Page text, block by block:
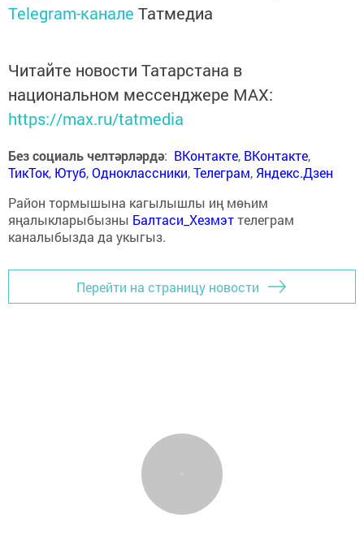
Telegram-канале Татмедиа
Читайте новости Татарстана в
национальном мессенджере MАХ:
https://max.ru/tatmedia
Без социаль челтәрләрдә: ВКонтакте, ВКонтакте,
ТикТок, Ютуб,Одноклассники,Телеграм, Яндекс.Дзен
Район тормышына кагылышлы иң мөһим
яңалыкларыбызны Балтаси_Хезмэттелеграм
каналыбызда да укыгыз.
Перейти на страницу новости